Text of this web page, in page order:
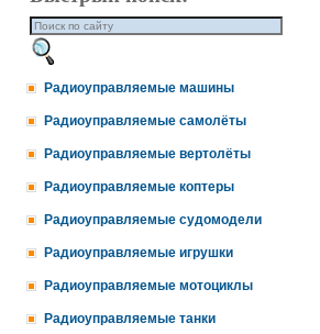
Радиоуправляемые машины
Радиоуправляемые самолёты
Радиоуправляемые вертолёты
Радиоуправляемые коптеры
Радиоуправляемые судомодели
Радиоуправляемые игрушки
Радиоуправляемые мотоциклы
Радиоуправляемые танки